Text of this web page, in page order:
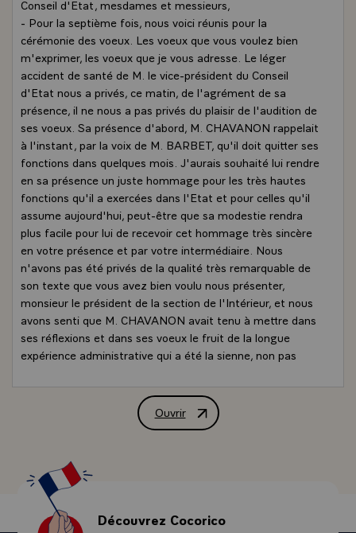
Conseil d'Etat, mesdames et messieurs,
- Pour la septième fois, nous voici réunis pour la
cérémonie des voeux. Les voeux que vous voulez bien
m'exprimer, les voeux que je vous adresse. Le léger
accident de santé de M. le vice-président du Conseil
d'Etat nous a privés, ce matin, de l'agrément de sa
présence, il ne nous a pas privés du plaisir de l'audition de
ses voeux. Sa présence d'abord, M. CHAVANON rappelait
à l'instant, par la voix de M. BARBET, qu'il doit quitter ses
fonctions dans quelques mois. J'aurais souhaité lui rendre
en sa présence un juste hommage pour les très hautes
fonctions qu'il a exercées dans l'Etat et pour celles qu'il
assume aujourd'hui, peut-être que sa modestie rendra
plus facile pour lui de recevoir cet hommage très sincère
en votre présence et par votre intermédiaire. Nous
n'avons pas été privés de la qualité très remarquable de
son texte que vous avez bien voulu nous présenter,
monsieur le président de la section de l'Intérieur, et nous
avons senti que M. CHAVANON avait tenu à mettre dans
ses réflexions et dans ses voeux le fruit de la longue
expérience administrative qui a été la sienne, non pas
Je vous remercie, monsieur le président de section, des
souhaits que vous venez de m'exprimer. Et même si la
bien entendu, très sensible.
- Car les voeux de Nouvel An sont d'abord l'expression de
sentiments personnels, simples et profonds.
- Le bonheur, qui ne se mesure pas mais s'identifie
aisément, la santé, l'harmonie dans les coeurs et dans les
Ouvrir
Allocution de M. Valéry Giscard
Découvrez Cocorico